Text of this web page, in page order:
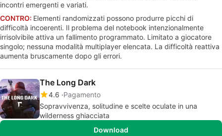
incontri emergenti e variati.
CONTRO: Elementi randomizzati possono produrre picchi di
difficoltà incoerenti. Il problema del notebook intenzionalmente
irrisolvibile attiva un fallimento programmato. Limitato a giocatore
singolo; nessuna modalità multiplayer elencata. La difficoltà reattiva
aumenta bruscamente dopo gli errori.
The Long Dark
4.6 Pagamento
Sopravvivenza, solitudine e scelte oculate in una
wilderness ghiacciata
Download